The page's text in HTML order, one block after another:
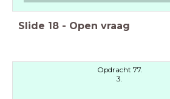
Slide 18 - Open vraag
Opdracht 77.
3.